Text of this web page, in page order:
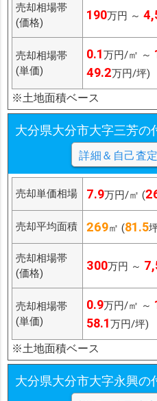
売却相場帯
(価格)
190万円 ～
売却相場帯
(単価)
0.1万円/㎡ ～
49.2万円/坪)
※土地面積ベース
大分県大分市大字三芳の
詳細＆自己査定
売却単価相場 7.9万円/㎡ (
売却平均面積 269㎡ (81.5
売却相場帯
(価格)
300万円 ～
売却相場帯
(単価)
0.9万円/㎡ ～
58.1万円/坪)
※土地面積ベース
大分県大分市大字永興の